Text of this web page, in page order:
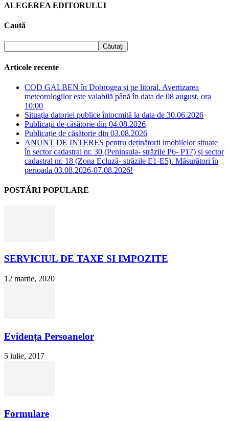
ALEGEREA EDITORULUI
Caută
Articole recente
COD GALBEN în Dobrogea și pe litoral. Avertizarea
meteorologilor este valabilă până în data de 08 august, ora
10:00
Situația datoriei publice întocmită la data de 30.06.2026
Publicații de căsătorie din 04.08.2026
Publicație de căsătorie din 03.08.2026
ANUNȚ DE INTERES pentru deținătorii imobilelor situate
în sector cadastral nr. 30 (Peninsula- străzile P6- P17) și sector
cadastral nr. 18 (Zona Ecluză- străzile E1-E5). Măsurători în
perioada 03.08.2026-07.08.2026!
POSTĂRI POPULARE
SERVICIUL DE TAXE SI IMPOZITE
12 martie, 2020
Evidența Persoanelor
5 iulie, 2017
Formulare